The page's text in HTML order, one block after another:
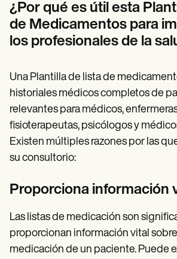
¿Por qué es útil esta
de Medicamentos para
los profesionales de la
Una Plantilla de lista de
historiales médicos completos de
relevantes para médicos,
fisioterapeutas, psicólogos y
Existen múltiples razones por las
su consultorio:
Proporciona información
Las listas de medicación son
proporcionan información vital
medicación de un paciente. Puede